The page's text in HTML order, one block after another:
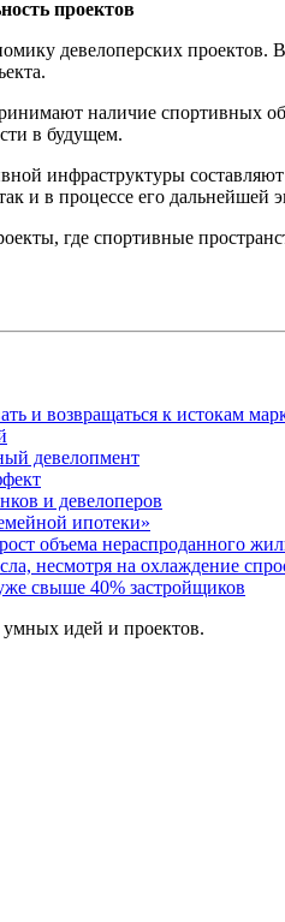
проектов
девелоперских проектов.
наличие спортивных
в будущем.
инфраструктуры
и в процессе его дальнейшей
где спортивные
и возвращаться к истокам
девелопмент
и девелоперов
ипотеки»
объема нераспроданного
несмотря на охлаждение
свыше 40% застройщиков
идей и проектов.